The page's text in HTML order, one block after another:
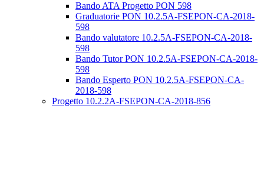
Bando ATA Progetto PON 598
Graduatorie PON 10.2.5A-FSEPON-CA-2018-
598
Bando valutatore 10.2.5A-FSEPON-CA-2018-
598
Bando Tutor PON 10.2.5A-FSEPON-CA-2018-
598
Bando Esperto PON 10.2.5A-FSEPON-CA-
2018-598
Progetto 10.2.2A-FSEPON-CA-2018-856